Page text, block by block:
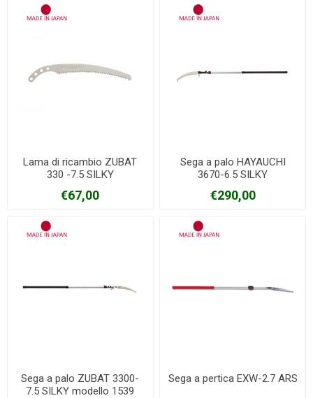
Lama di ricambio ZUBAT
330 -7.5 SILKY
€67,00
Sega a palo HAYAUCHI
3670-6.5 SILKY
€290,00
Sega a palo ZUBAT 3300-
7.5 SILKY modello 1539
Sega a pertica EXW-2.7 ARS